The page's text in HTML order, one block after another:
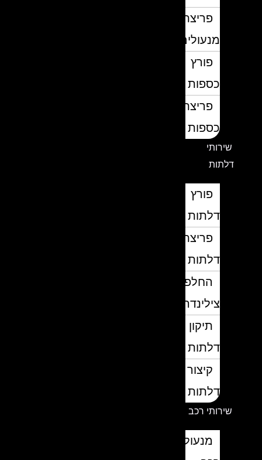
פריצת
מנעולים
פורץ
כספות
פריצת
כספות
שירותי
דלתות
פורץ
דלתות
פריצת
דלתות
החלפת
צילינדרים
תיקון
דלתות
קיצור
דלתות
שירותי רכב
מנעולן